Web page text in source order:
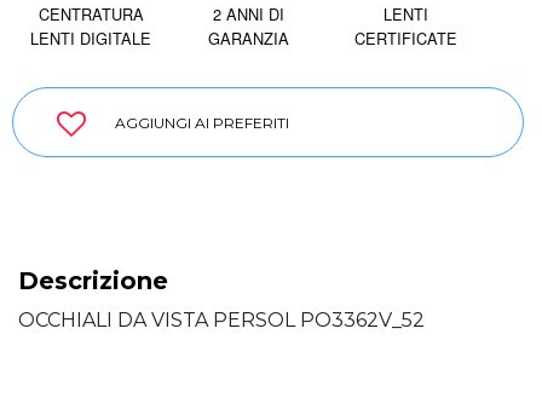
CENTRATURA
LENTI DIGITALE
2 ANNI DI
GARANZIA
LENTI
CERTIFICATE
AGGIUNGI AI PREFERITI
Descrizione
OCCHIALI DA VISTA PERSOL PO3362V_52